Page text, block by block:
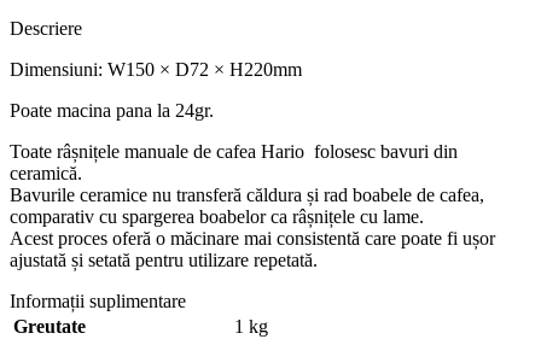
Descriere
Dimensiuni: W150 × D72 × H220mm
Poate macina pana la 24gr.
Toate râșnițele manuale de cafea Hario folosesc bavuri din
ceramică.
Bavurile ceramice nu transferă căldura și rad boabele de cafea,
comparativ cu spargerea boabelor ca râșnițele cu lame.
Acest proces oferă o măcinare mai consistentă care poate fi ușor
ajustată și setată pentru utilizare repetată.
Informații suplimentare
Greutate
1 kg